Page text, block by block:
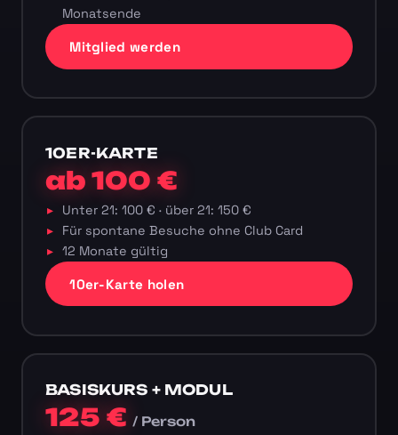
Monatsende
Mitglied werden
10ER-KARTE
ab 100 €
Unter 21: 100 € · über 21: 150 €
Für spontane Besuche ohne Club Card
12 Monate gültig
10er-Karte holen
BASISKURS + MODUL
125 €/ Person